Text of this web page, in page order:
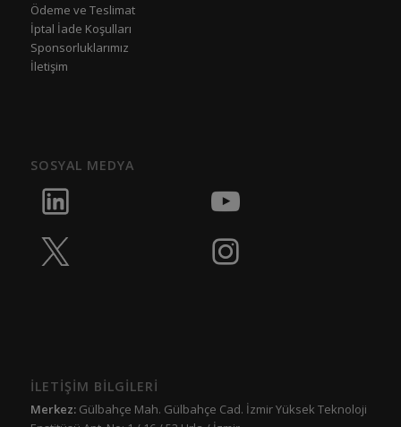
Ödeme ve Teslimat
İptal İade Koşulları
Sponsorluklarımız
İletişim
SOSYAL MEDYA
İLETİŞİM BİLGİLERİ
Merkez:Gülbahçe Mah. Gülbahçe Cad. İzmir Yüksek Teknoloji